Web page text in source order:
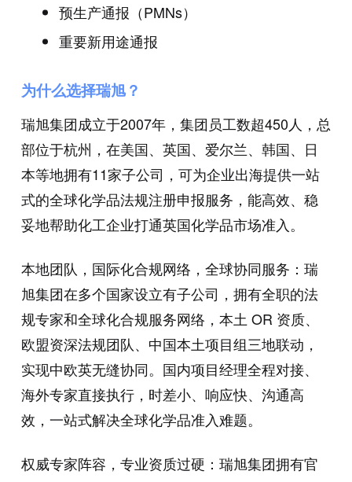
预生产通报（PMNs）
重要新用途通报
为什么选择瑞旭？
瑞旭集团成立于2007年，集团员工数超450人，总
部位于杭州，在美国、英国、爱尔兰、韩国、日
本等地拥有11家子公司，可为企业出海提供一站
式的全球化学品法规注册申报服务，能高效、稳
妥地帮助化工企业打通英国化学品市场准入。
本地团队，国际化合规网络，全球协同服务：瑞
旭集团在多个国家设立有子公司，拥有全职的法
规专家和全球化合规服务网络，本土 OR 资质、
欧盟资深法规团队、中国本土项目组三地联动，
实现中欧英无缝协同。国内项目经理全程对接、
海外专家直接执行，时差小、响应快、沟通高
效，一站式解决全球化学品准入难题。
权威专家阵容，专业资质过硬：瑞旭集团拥有官